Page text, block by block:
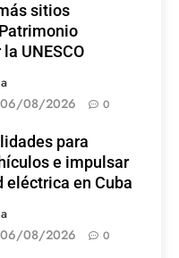
sitios
UNESCO
06/08/2026 0
para
e impulsar
eléctrica en Cuba
06/08/2026 0